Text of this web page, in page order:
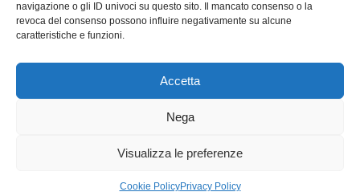
navigazione o gli ID univoci su questo sito. Il mancato consenso o la
revoca del consenso possono influire negativamente su alcune
caratteristiche e funzioni.
Accetta
Nega
Visualizza le preferenze
Cookie PolicyPrivacy Policy
24 Luglio 2026
ROMA ACCENDE I RIFLETTORI SULL'ALTA MODA: IL
SOSTENIBILITA' E VISIONE INTERNAZIONALE
Privacy Policy
Cookie Policy